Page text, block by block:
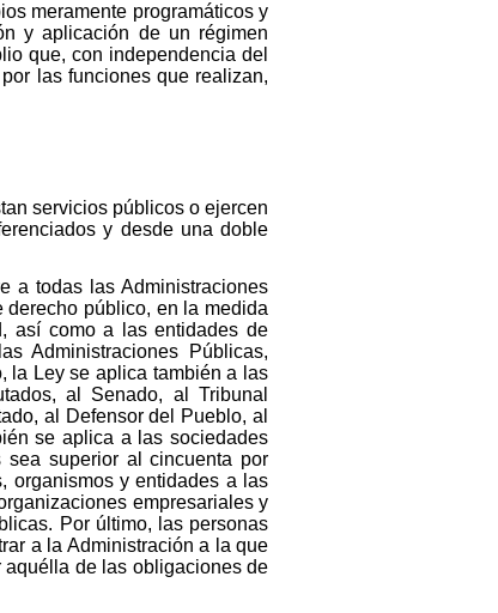
meramente programáticos y
y aplicación de un régimen
que, con independencia del
las funciones que realizan,
servicios públicos o ejercen
y desde una doble
a todas las Administraciones
derecho público, en la medida
así como a las entidades de
Administraciones Públicas,
la Ley se aplica también a las
al Senado, al Tribunal
al Defensor del Pueblo, al
se aplica a las sociedades
superior al cincuenta por
organismos y entidades a las
empresariales y
Por último, las personas
a la Administración a la que
aquélla de las obligaciones de